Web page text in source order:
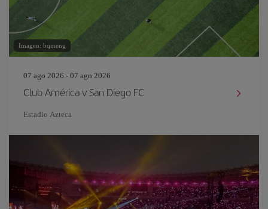
Imagen: bqmeng
07 ago 2026 - 07 ago 2026
Club América v San Diego FC
Estadio Azteca